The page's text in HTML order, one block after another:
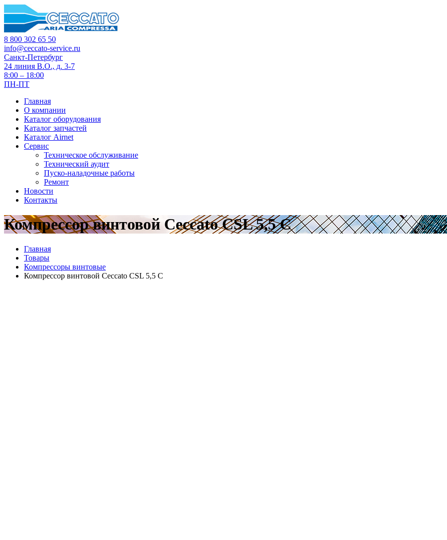
8 800 302 65 50
info@ceccato-service.ru
Санкт-Петербург
24 линия В.О., д. 3-7
8:00 – 18:00
ПН-ПТ
Главная
О компании
Каталог оборудования
Каталог запчастей
Каталог Airnet
Сервис
Техническое обслуживание
Технический аудит
Пуско-наладочные работы
Ремонт
Новости
Контакты
Компрессор винтовой Ceccato CSL 5,5 C
Главная
Товары
Компрессоры винтовые
Компрессор винтовой Ceccato CSL 5,5 C